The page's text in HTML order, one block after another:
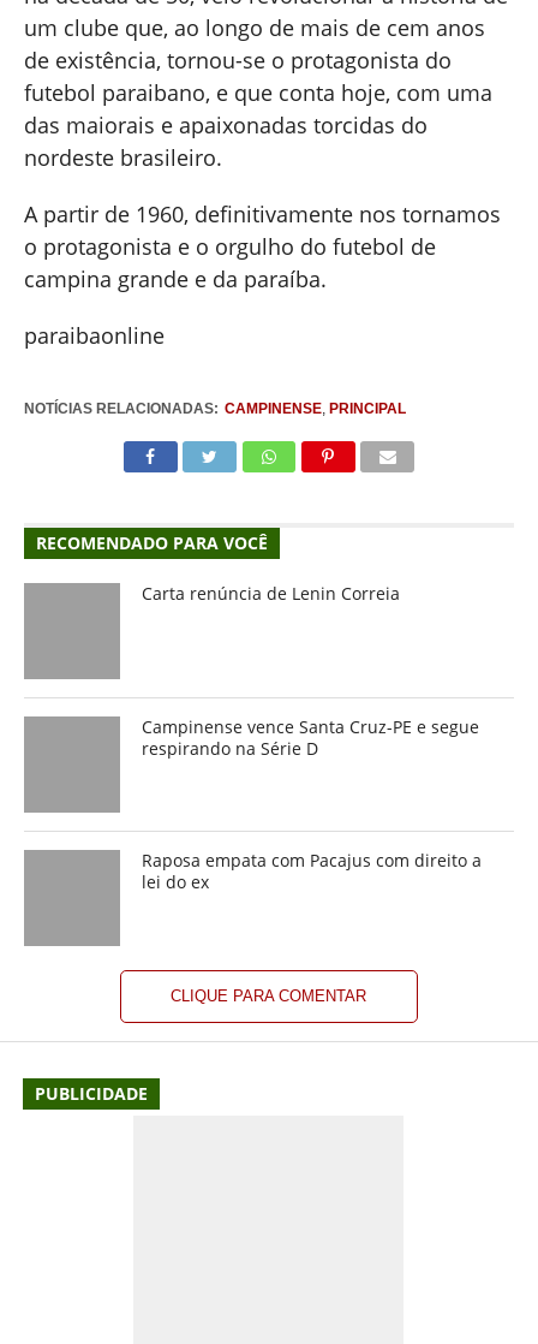
um clube que, ao longo de mais de cem anos
de existência, tornou-se o protagonista do
futebol paraibano, e que conta hoje, com uma
das maiorais e apaixonadas torcidas do
nordeste brasileiro.
A partir de 1960, definitivamente nos tornamos
o protagonista e o orgulho do futebol de
campina grande e da paraíba.
paraibaonline
NOTÍCIAS RELACIONADAS: CAMPINENSE, PRINCIPAL
RECOMENDADO PARA VOCÊ
Carta renúncia de Lenin Correia
Campinense vence Santa Cruz-PE e segue
respirando na Série D
Raposa empata com Pacajus com direito a
lei do ex
CLIQUE PARA COMENTAR
PUBLICIDADE